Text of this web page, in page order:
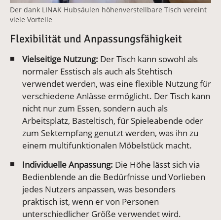
Der dank LINAK Hubsäulen höhenverstellbare Tisch vereint
viele Vorteile
Flexibilität und Anpassungsfähigkeit
Vielseitige Nutzung: Der Tisch kann sowohl als
normaler Esstisch als auch als Stehtisch
verwendet werden, was eine flexible Nutzung für
verschiedene Anlässe ermöglicht. Der Tisch kann
nicht nur zum Essen, sondern auch als
Arbeitsplatz, Basteltisch, für Spieleabende oder
zum Sektempfang genutzt werden, was ihn zu
einem multifunktionalen Möbelstück macht.
Individuelle Anpassung: Die Höhe lässt sich via
Bedienblende an die Bedürfnisse und Vorlieben
jedes Nutzers anpassen, was besonders
praktisch ist, wenn er von Personen
unterschiedlicher Größe verwendet wird.